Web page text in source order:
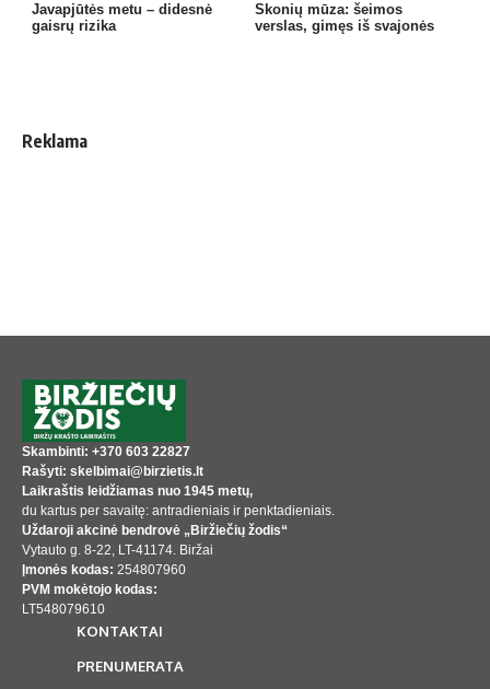
Javapjūtės metu – didesnė
gaisrų rizika
Skonių mūza: šeimos
verslas, gimęs iš svajonės
Reklama
Skambinti: +370 603 22827
Rašyti: skelbimai@birzietis.lt
Laikraštis leidžiamas nuo 1945 metų,
du kartus per savaitę: antradieniais ir penktadieniais.
Uždaroji akcinė bendrovė „Biržiečių žodis“
Vytauto g. 8-22, LT-41174. Biržai
Įmonės kodas: 254807960
PVM mokėtojo kodas:
LT548079610
KONTAKTAI
PRENUMERATA